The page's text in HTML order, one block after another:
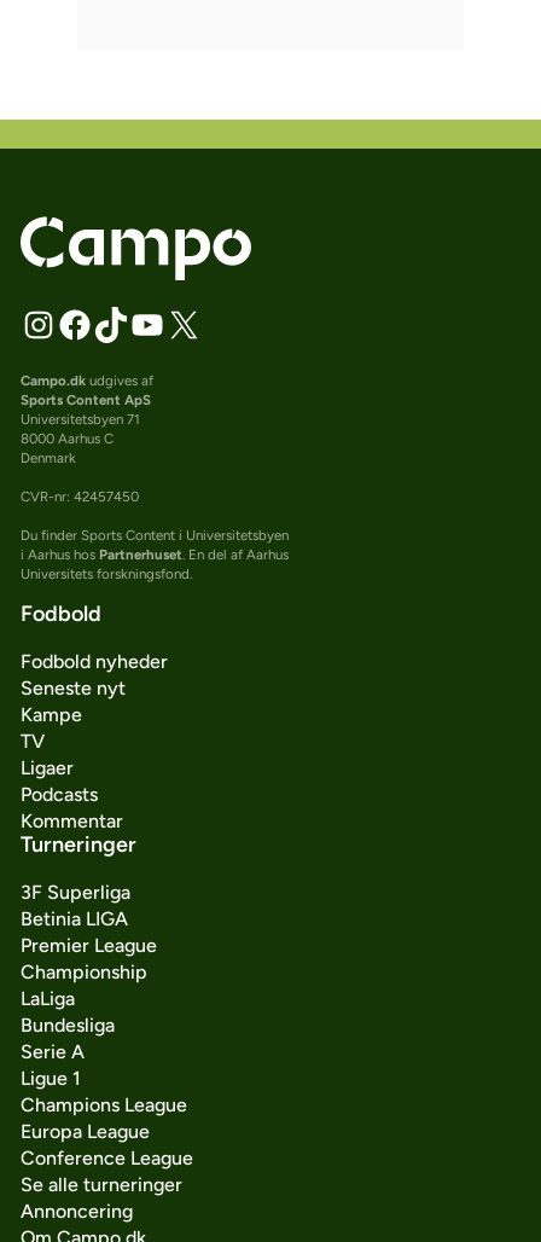
Campo.dkudgives af
Sports Content ApS
Universitetsbyen 71
8000 Aarhus C
Denmark
CVR-nr: 42457450
Du finder Sports Content i Universitetsbyen
i Aarhus hos Partnerhuset. En del af Aarhus
Universitets forskningsfond.
Fodbold
Fodbold nyheder
Seneste nyt
Kampe
TV
Ligaer
Podcasts
Kommentar
Turneringer
3F Superliga
Betinia LIGA
Premier League
Championship
LaLiga
Bundesliga
Serie A
Ligue 1
Champions League
Europa League
Conference League
Se alle turneringer
Annoncering